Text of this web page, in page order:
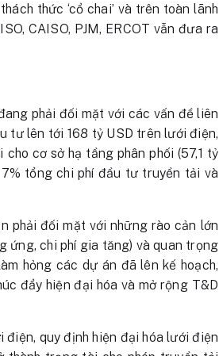
thức ‘cổ chai’ và trên toàn lãnh
CAISO, PJM, ERCOT vẫn đưa ra
phải đối mặt với các vấn đề liên
tư lên tới 168 tỷ USD trên lưới điện,
cơ sở hạ tầng phân phối (57,1 tỷ
tổng chi phí đầu tư truyền tải và
phải đối mặt với những rào cản lớn
ứng, chi phí gia tăng) và quan trọng
hỏng các dự án đã lên kế hoạch,
đẩy hiện đại hóa và mở rộng T&D
quy định hiện đại hóa lưới điện